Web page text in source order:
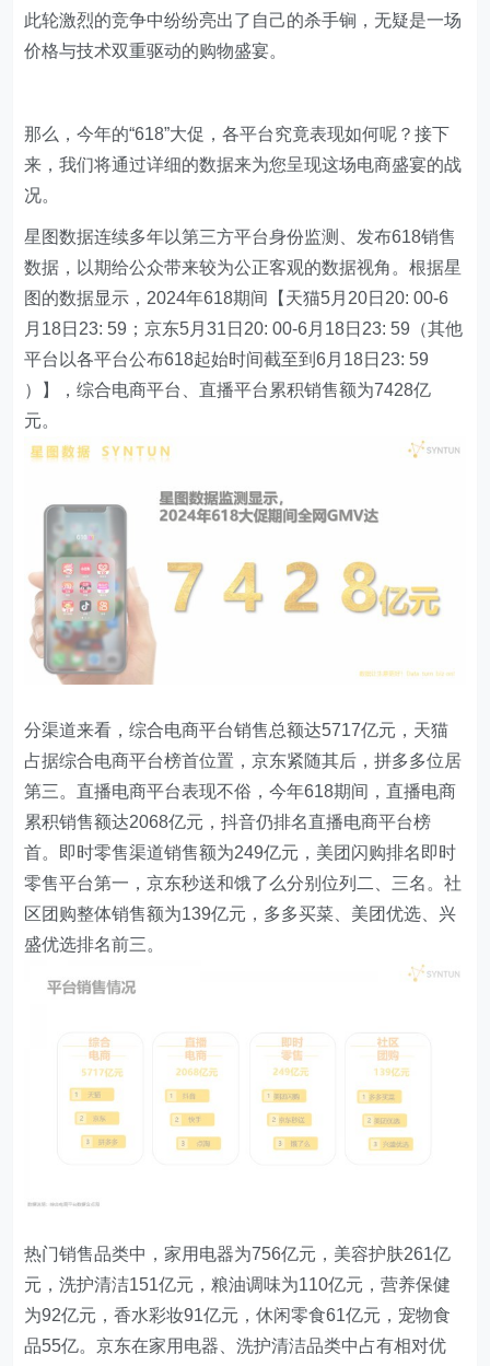
此轮激烈的竞争中纷纷亮出了自己的杀手锏，无疑是一场
价格与技术双重驱动的购物盛宴。
那么，今年的“618”大促，各平台究竟表现如何呢？接下
来，我们将通过详细的数据来为您呈现这场电商盛宴的战
况。
星图数据连续多年以第三方平台身份监测、发布618销售
数据，以期给公众带来较为公正客观的数据视角。根据星
图的数据显示，2024年618期间【天猫5月20日20: 00-6
月18日23: 59；京东5月31日20: 00-6月18日23: 59（其他
平台以各平台公布618起始时间截至到6月18日23: 59
）】，综合电商平台、直播平台累积销售额为7428亿
元。
分渠道来看，综合电商平台销售总额达5717亿元，天猫
占据综合电商平台榜首位置，京东紧随其后，拼多多位居
第三。直播电商平台表现不俗，今年618期间，直播电商
累积销售额达2068亿元，抖音仍排名直播电商平台榜
首。即时零售渠道销售额为249亿元，美团闪购排名即时
零售平台第一，京东秒送和饿了么分别位列二、三名。社
区团购整体销售额为139亿元，多多买菜、美团优选、兴
盛优选排名前三。
热门销售品类中，家用电器为756亿元，美容护肤261亿
元，洗护清洁151亿元，粮油调味为110亿元，营养保健
为92亿元，香水彩妆91亿元，休闲零食61亿元，宠物食
品55亿。京东在家用电器、洗护清洁品类中占有相对优